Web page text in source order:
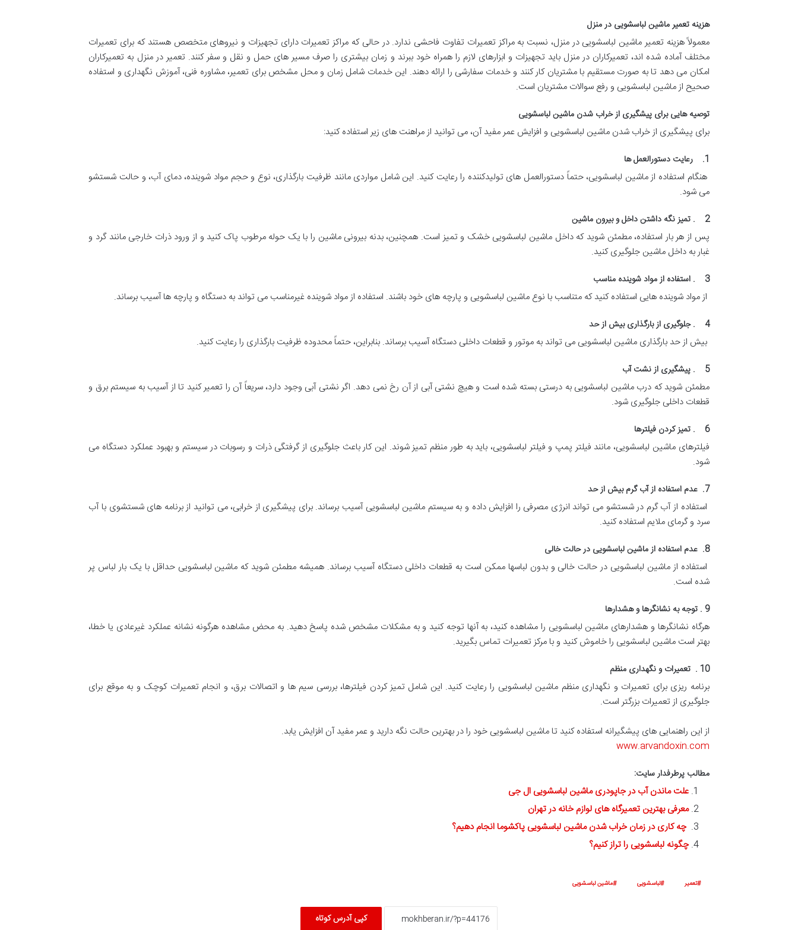
هزینه تعمیر ماشین لباسشویی در منزل
معمولاً هزینه تعمیر ماشین لباسشویی در منزل، نسبت به مراکز تعمیرات تفاوت فاحشی ندارد. در حالی که مراکز تعمیرات دارای تجهیزات و نیروهای متخصص هستند که برای تعمیرات
مختلف آماده شده اند، تعمیرکاران در منزل باید تجهیزات و ابزارهای لازم را همراه خود ببرند و زمان بیشتری را صرف مسیر های حمل و نقل و سفر کنند. تعمیر در منزل به تعمیرکاران
امکان می دهد تا به صورت مستقیم با مشتریان کار کنند و خدمات سفارشی را ارائه دهند. این خدمات شامل زمان و محل مشخص برای تعمیر، مشاوره فنی، آموزش نگهداری و استفاده
صحیح از ماشین لباسشویی و رفع سوالات مشتریان است.
توصیه هایی برای پیشگیری از خراب شدن ماشین لباسشویی
برای پیشگیری از خراب شدن ماشین لباسشویی و افزایش عمر مفید آن، می توانید از مراهنت های زیر استفاده کنید:
1. رعایت دستورالعمل ها
هنگام استفاده از ماشین لباسشویی، حتماً دستورالعمل های تولیدکننده را رعایت کنید. این شامل مواردی مانند ظرفیت بارگذاری، نوع و حجم مواد شوینده، دمای آب، و حالت شستشو
می شود.
2 . تمیز نگه داشتن داخل و بیرون ماشین
پس از هر بار استفاده، مطمئن شوید که داخل ماشین لباسشویی خشک و تمیز است. همچنین، بدنه بیرونی ماشین را با یک حوله مرطوب پاک کنید و از ورود ذرات خارجی مانند گرد و
غبار به داخل ماشین جلوگیری کنید.
3 . استفاده از مواد شوینده مناسب
از مواد شوینده هایی استفاده کنید که متناسب با نوع ماشین لباسشویی و پارچه های خود باشند. استفاده از مواد شوینده غیرمناسب می تواند به دستگاه و پارچه ها آسیب برساند.
4 . جلوگیری از بارگذاری بیش از حد
بیش از حد بارگذاری ماشین لباسشویی می تواند به موتور و قطعات داخلی دستگاه آسیب برساند. بنابراین، حتماً محدوده ظرفیت بارگذاری را رعایت کنید.
5 . پیشگیری از نشت آب
مطمئن شوید که درب ماشین لباسشویی به درستی بسته شده است و هیچ نشتی آبی از آن رخ نمی دهد. اگر نشتی آبی وجود دارد، سریعاً آن را تعمیر کنید تا از آسیب به سیستم برق و
قطعات داخلی جلوگیری شود.
6 . تمیز کردن فیلترها
فیلترهای ماشین لباسشویی، مانند فیلتر پمپ و فیلتر لباسشویی، باید به طور منظم تمیز شوند. این کار باعث جلوگیری از گرفتگی ذرات و رسوبات در سیستم و بهبود عملکرد دستگاه می
شود.
7. عدم استفاده از آب گرم بیش از حد
استفاده از آب گرم در شستشو می تواند انرژی مصرفی را افزایش داده و به سیستم ماشین لباسشویی آسیب برساند. برای پیشگیری از خرابی، می توانید از برنامه های شستشوی با آب
سرد و گرمای ملایم استفاده کنید.
8. عدم استفاده از ماشین لباسشویی در حالت خالی
استفاده از ماشین لباسشویی در حالت خالی و بدون لباسها ممکن است به قطعات داخلی دستگاه آسیب برساند. همیشه مطمئن شوید که ماشین لباسشویی حداقل با یک بار لباس پر
شده است.
9 . توجه به نشانگرها و هشدارها
هرگاه نشانگرها و هشدارهای ماشین لباسشویی را مشاهده کنید، به آنها توجه کنید و به مشکلات مشخص شده پاسخ دهید. به محض مشاهده هرگونه نشانه عملکرد غیرعادی یا خطا،
بهتر است ماشین لباسشویی را خاموش کنید و با مرکز تعمیرات تماس بگیرید.
10 . تعمیرات و نگهداری منظم
برنامه ریزی برای تعمیرات و نگهداری منظم ماشین لباسشویی را رعایت کنید. این شامل تمیز کردن فیلترها، بررسی سیم ها و اتصالات برق، و انجام تعمیرات کوچک و به موقع برای
جلوگیری از تعمیرات بزرگتر است.
از این راهنمایی های پیشگیرانه استفاده کنید تا ماشین لباسشویی خود را در بهترین حالت نگه دارید و عمر مفید آن افزایش یابد.
www.arvandoxin.com
مطالب پرطرفدار سایت:
علت ماندن آب در جاپودری ماشین لباسشویی ال جی
معرفی بهترین تعمیرگاه های لوازم خانه در تهران
چه کاری در زمان خراب شدن ماشین لباسشویی پاکشوما انجام دهیم؟
چگونه لباسشویی را تراز کنیم؟
تعمیر لباسشویی ماشین لباسشویی
کپی آدرس کوتاه